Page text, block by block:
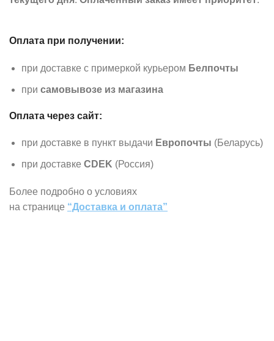
Оплата при получении:
при доставке с примеркой курьером Белпочты
при самовывозе из магазина
Оплата через сайт:
при доставке в пункт выдачи Европочты (Беларусь)
при доставке CDEK (Россия)
Более подробно о условиях
на странице “Доставка и оплата”